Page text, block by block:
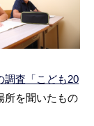
調査 「こども20
所を聞いたもの